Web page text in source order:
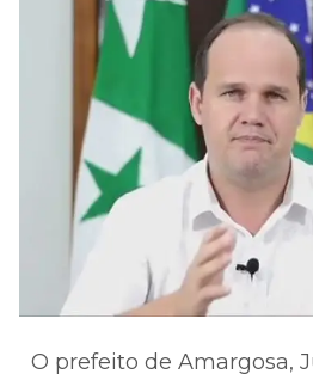
O prefeito de Amargosa,